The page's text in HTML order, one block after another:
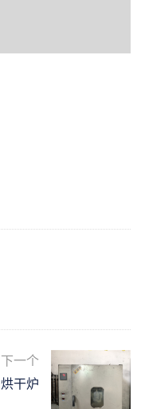
下一个
烘干炉